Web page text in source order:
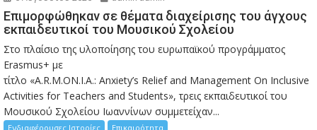
Eπιμορφώθηκαν σε θέματα διαχείρισης του άγχους
εκπαιδευτικοί του Μουσικού Σχολείου
Στο πλαίσιο της υλοποίησης του ευρωπαϊκού προγράμματος
Erasmus+ με
τίτλο «A.R.M.ON.I.A.: Anxiety’s Relief and Management On Inclusive
Activities for Teachers and Students», τρεις εκπαιδευτικοί του
Μουσικού Σχολείου Ιωαννίνων συμμετείχαν...
Ενδιαφέρουσες Ιστορίες Επικαιρότητα